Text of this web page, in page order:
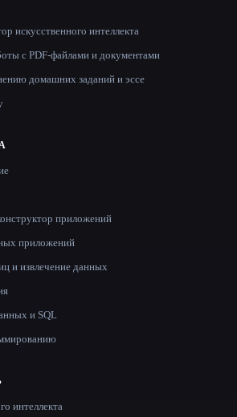
искусственного интеллекта
с PDF-файлами и документами
домашних заданий и эссе
приложений
приложений
и извлечение данных
и SQL
интеллекта